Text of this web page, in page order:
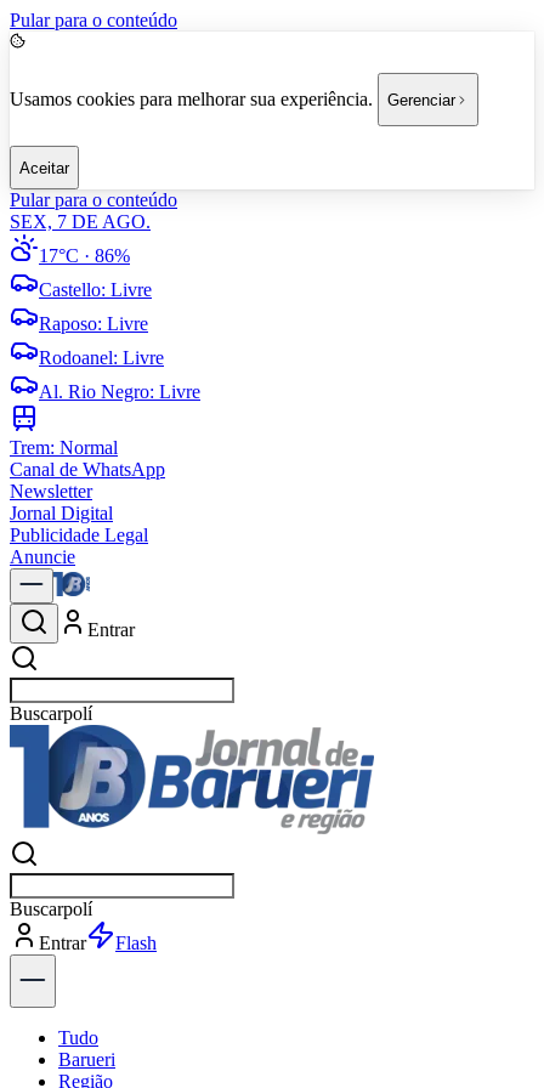
Pular para o conteúdo
Usamos cookies para melhorar sua experiência. Gerenciar
Aceitar
Pular para o conteúdo
SEX, 7 DE AGO.
17°C · 86%
Castello: Livre
Raposo: Livre
Rodoanel: Livre
Al. Rio Negro: Livre
Trem: Normal
Canal de WhatsApp
Newsletter
Jornal Digital
Publicidade Legal
Anuncie
Entrar
Buscarnotícia
Buscarnotícia
Entrar
Explorar
Tudo
Barueri
Região